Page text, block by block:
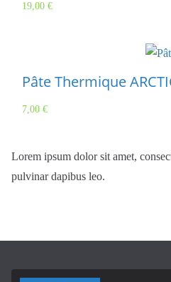
19,00 €
Pâte Thermique
7,00 €
Lorem ipsum dolor sit amet,
pulvinar dapibus leo.